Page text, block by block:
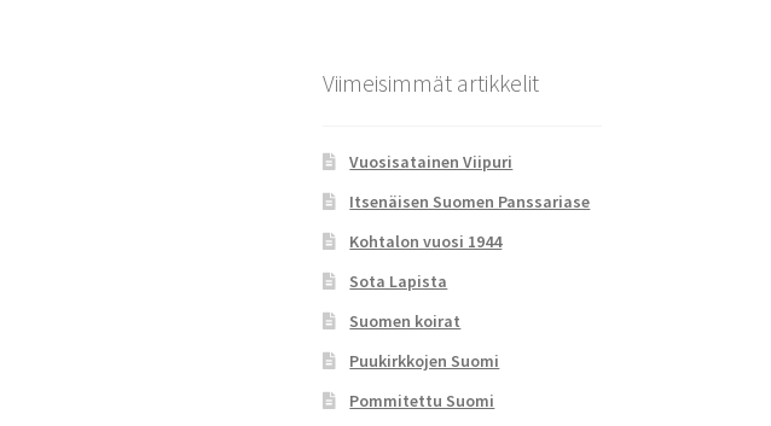
Viimeisimmät artikkelit
Vuosisatainen Viipuri
Itsenäisen Suomen Panssariase
Kohtalon vuosi 1944
Sota Lapista
Suomen koirat
Puukirkkojen Suomi
Pommitettu Suomi